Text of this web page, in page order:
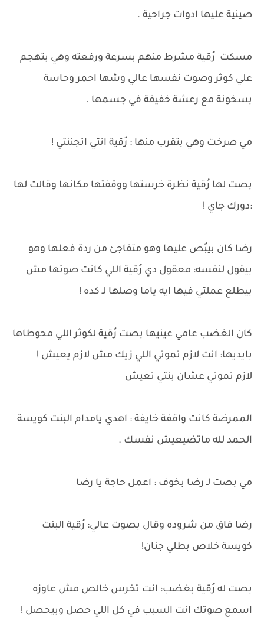
صينية عليها ادوات جراحية .
مسكت رُقية مشرط منهم بسرعة ورفعته وهي بتهجم
علي كوثر وصوت نفسها عالي وشها احمر وحاسة
بسخونة مع رعشة خفيفة في جسمها .
مي صرخت وهي بتقرب منها : رُقية انتي اتجننتي !
بصت لها رُقية نظرة خرستها ووقفتها مكانها وقالت لها
:دورك جاي !
رضا كان بيبُص عليها وهو متفاجئ من ردة فعلها وهو
بيقول لنفسه: معقول دي رُقية اللي كانت صوتها مش
بيطلع عملتي فيها ايه ياما وصلها لـ كده !
كان الغضب عامي عينيها بصت رُقية لكوثر اللي محوطاها
بايديها: انت لازم تموتي اللي زيك مش لازم يعيش !
لازم تموتي عشان بنتي تعيش
الممرضة كانت واقفة خايفة : اهدي يامدام البنت كويسة
الحمد لله ماتضيعيش نفسك .
مي بصت لـ رضا بخوف : اعمل حاجة يا رضا
رضا فاق من شروده وقال بصوت عالي: رُقية البنت
كويسة خلاص بطلي جنان!
بصت له رُقية بغضب: انت تخرس خالص مش عاوزه
اسمع صوتك انت السبب في كل اللي حصل وبيحصل !